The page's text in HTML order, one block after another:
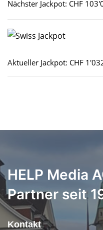
Nächster Jackpot: CHF
Aktueller Jackpot: CHF
HELP Media
Partner seit
Kontakt